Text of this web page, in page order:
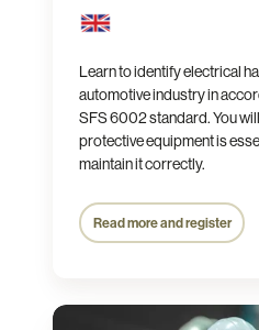
Learn to identify electrical
automotive industry in
SFS 6002 standard. You
protective equipment is
maintain it correctly.
Read more and register
Electrical